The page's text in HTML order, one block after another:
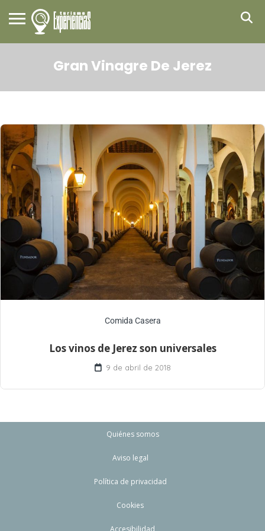
Gran Vinagre De Jerez
Comida Casera
Los vinos de Jerez son universales
9 de abril de 2018
Quiénes somos
Aviso legal
Política de privacidad
Cookies
Accesibilidad